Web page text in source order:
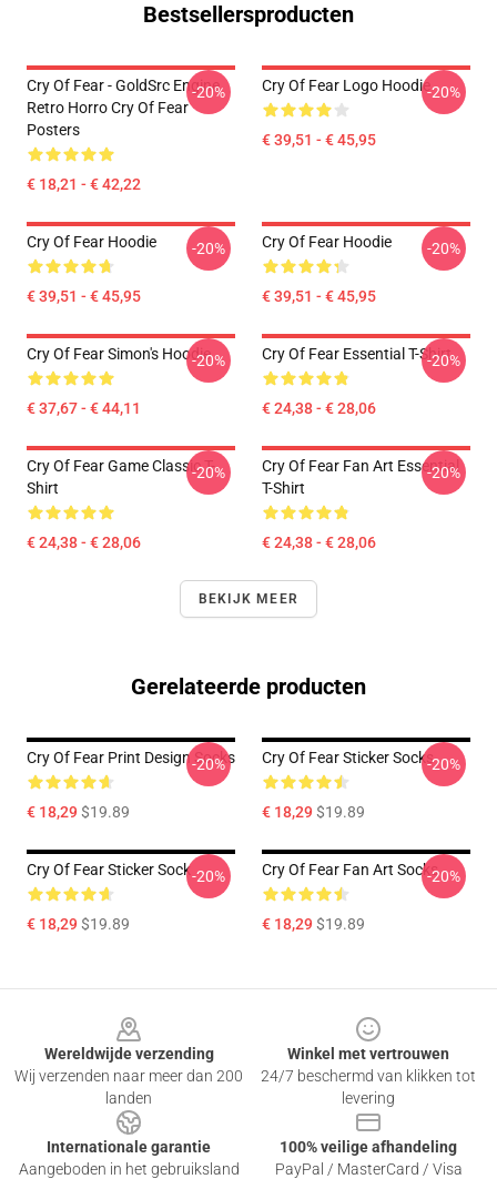
Bestsellersproducten
Cry Of Fear - GoldSrc Engine
Retro Horro Cry Of Fear
Posters
€ 18,21 - € 42,22
-20% Cry Of Fear Logo Hoodie
€ 39,51 - € 45,95
-20%
Cry Of Fear Hoodie
€ 39,51 - € 45,95
-20% Cry Of Fear Hoodie
€ 39,51 - € 45,95
-20%
Cry Of Fear Simon's Hoodie
€ 37,67 - € 44,11
-20% Cry Of Fear Essential T-Shirt
€ 24,38 - € 28,06
-20%
Cry Of Fear Game Classic T-
Shirt
€ 24,38 - € 28,06
-20%
Cry Of Fear Fan Art Essential
T-Shirt
€ 24,38 - € 28,06
-20%
BEKIJK MEER
Gerelateerde producten
Cry Of Fear Print Design Socks
€ 18,29$19.89
-20% Cry Of Fear Sticker Socks
€ 18,29$19.89
-20%
Cry Of Fear Sticker Sock
€ 18,29$19.89
-20% Cry Of Fear Fan Art Socks
€ 18,29$19.89
-20%
Wereldwijde verzending
Wij verzenden naar meer dan 200
landen
Winkel met vertrouwen
24/7 beschermd van klikken tot
levering
Internationale garantie
Aangeboden in het gebruiksland
100% veilige afhandeling
PayPal / MasterCard / Visa